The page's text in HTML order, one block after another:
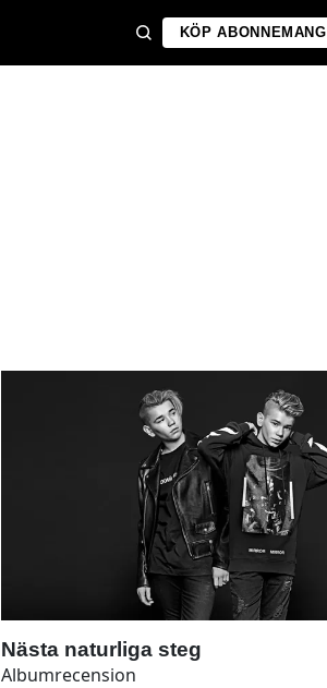
KÖP ABONNEMANG
Nästa naturliga steg
Albumrecension